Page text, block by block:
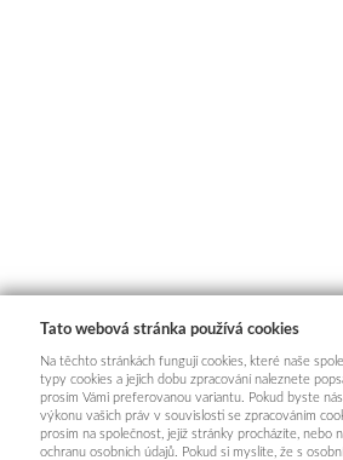
Tato webová stránka používá cookies
Na těchto stránkách fungují cookies, které naše
typy cookies a jejich dobu zpracování naleznete
prosím Vámi preferovanou variantu. Pokud byste
výkonu vašich práv v souvislosti se zpracováním
prosím na společnost, jejíž stránky procházíte, nebo
ochranu osobních údajů. Pokud si myslíte, že s